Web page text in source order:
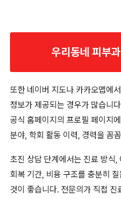
우리동네 피부
또한 네이버 지도나 카카오맵에
정보가 제공되는 경우가 많습니
공식 홈페이지의 프로필 페이지
분야, 학회 활동 이력, 경력을 꼼
초진 상담 단계에서는 진료 방식,
회복 기간, 비용 구조를 충분히
것이 좋습니다. 전문의가 직접 진